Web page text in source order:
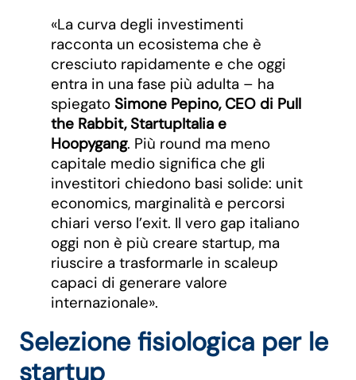
«La curva degli investimenti
racconta un ecosistema che è
cresciuto rapidamente e che oggi
entra in una fase più adulta – ha
spiegato Simone Pepino, CEO di Pull
the Rabbit, StartupItalia e
Hoopygang. Più round ma meno
capitale medio significa che gli
investitori chiedono basi solide: unit
economics, marginalità e percorsi
chiari verso l’exit. Il vero gap italiano
oggi non è più creare startup, ma
riuscire a trasformarle in scaleup
capaci di generare valore
internazionale».
Selezione fisiologica per le
startup